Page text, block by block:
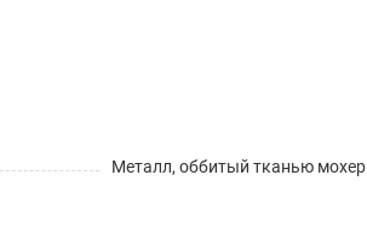
Металл, оббитый тканью мохер